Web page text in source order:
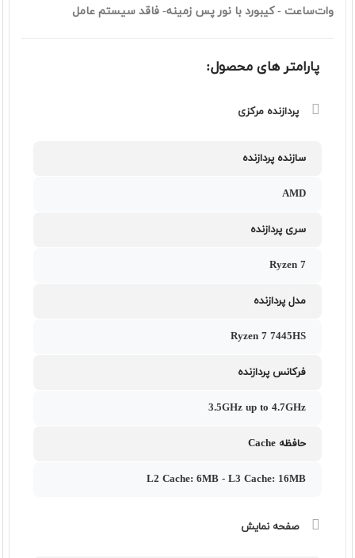
وات‌ساعت - کیبورد با نور پس زمینه- فاقد سیستم عامل
پارامتر های محصول:
پردازنده مرکزی
سازنده پردازنده
AMD
سری پردازنده
Ryzen 7
مدل پردازنده
Ryzen 7 7445HS
فرکانس پردازنده
3.5GHz up to 4.7GHz
حافظه Cache
L2 Cache: 6MB - L3 Cache: 16MB
صفحه نمایش